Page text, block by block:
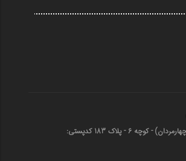
قم - خیابان انقلاب (چهارمردان)‌ - کوچه 6 - پلاک 183 کدپستی: